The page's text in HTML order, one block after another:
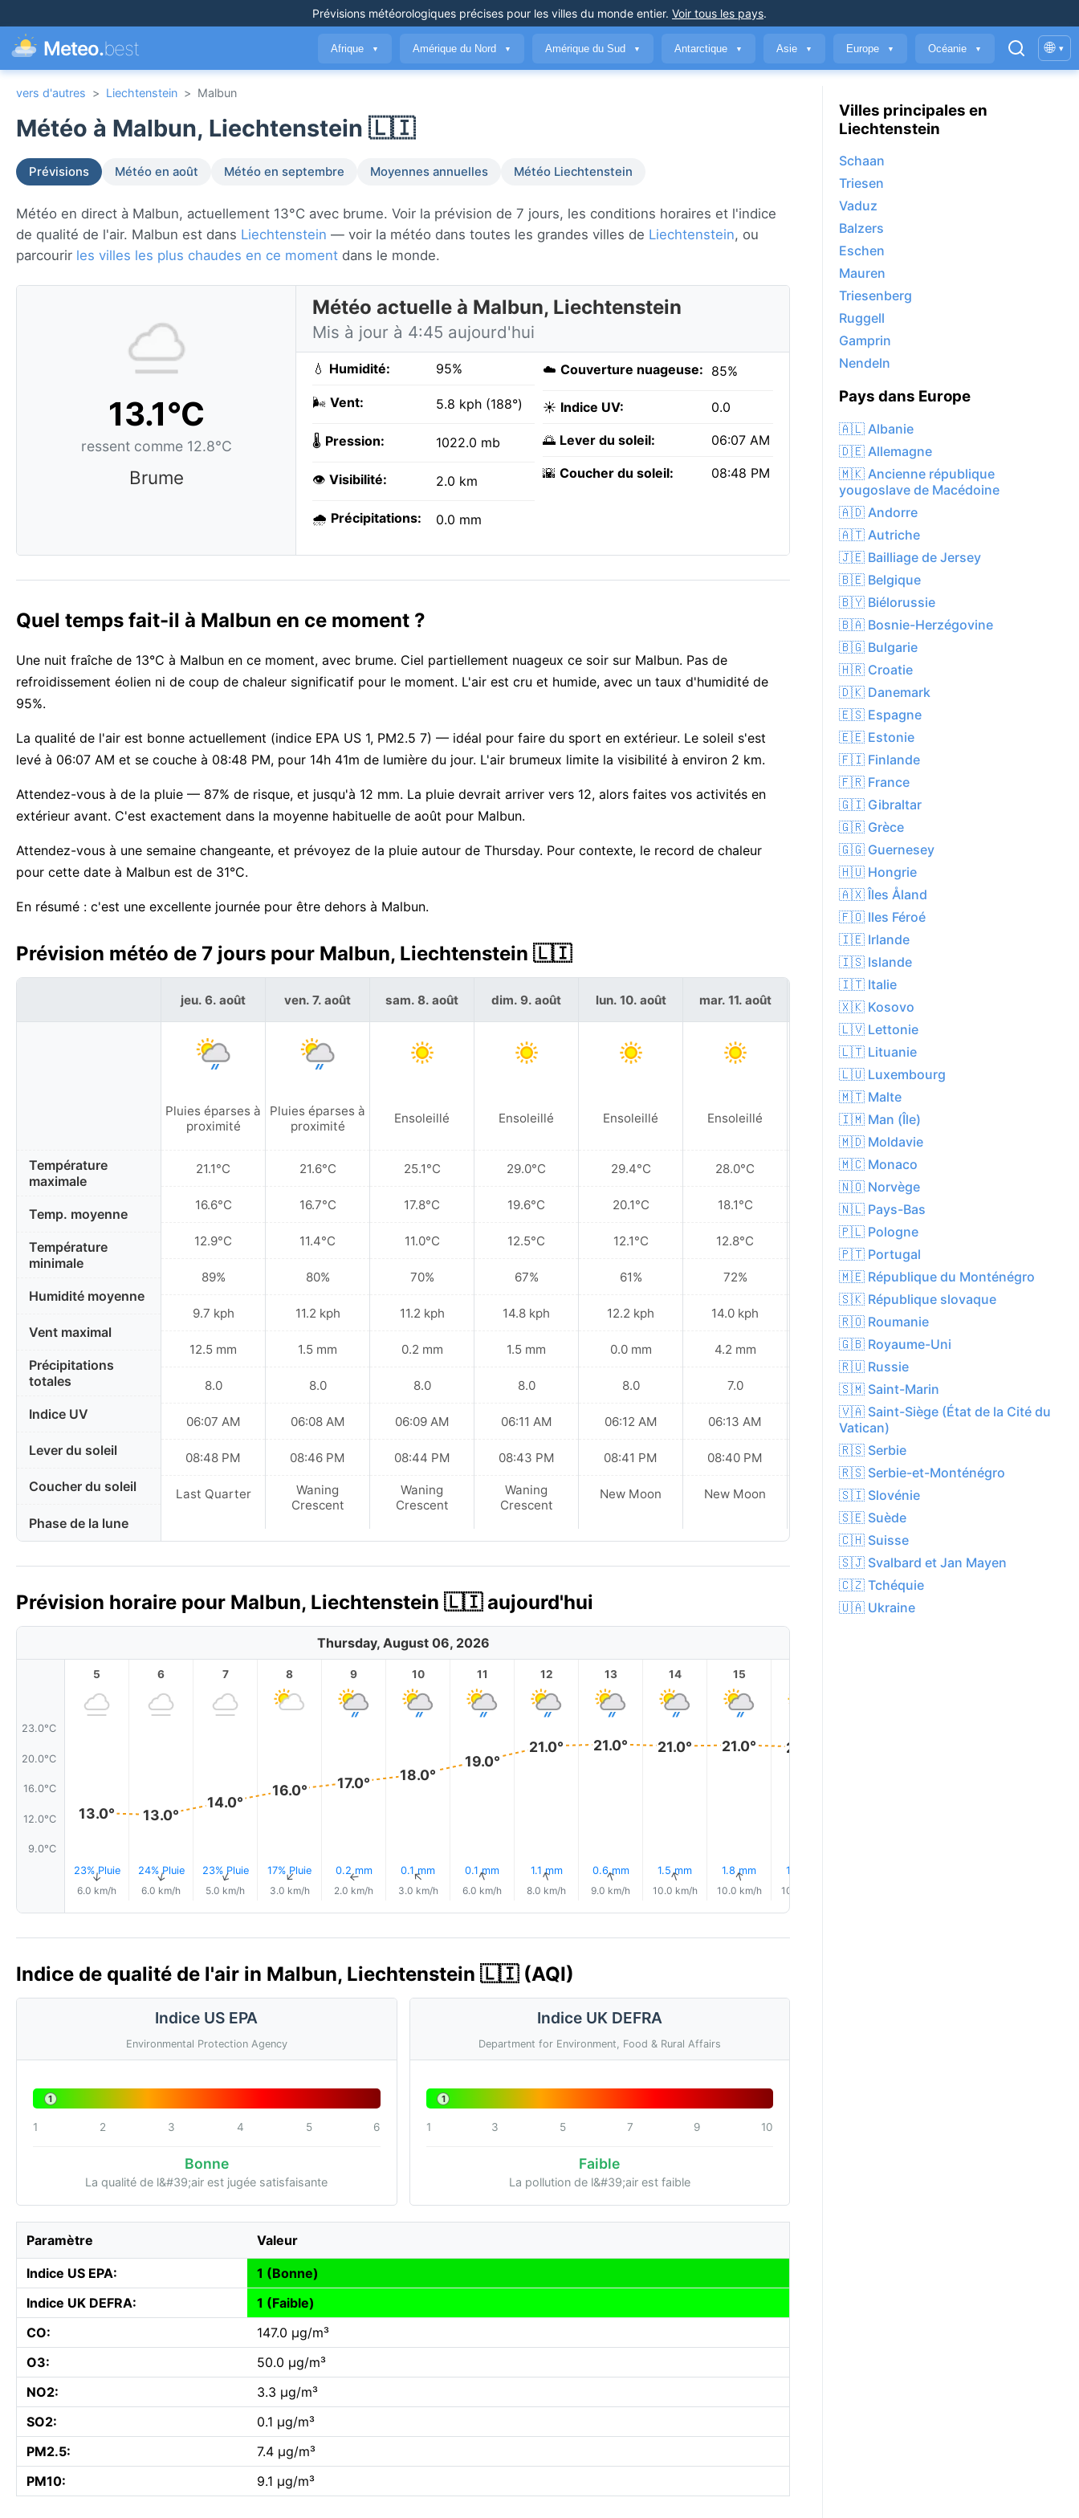
Prévisions météorologiques précises pour les villes du monde entier. Voir tous les pays.
Meteo.best Afrique ▼ Amérique du Nord ▼ Amérique du Sud ▼ Antarctique ▼ Asie ▼ Europe ▼ Océanie ▼ 🌐 ▾
vers d'autres > Liechtenstein > Malbun
Météo à Malbun, Liechtenstein 🇱🇮
Prévisions Météo en août Météo en septembre Moyennes annuelles Météo Liechtenstein
Météo en direct à Malbun, actuellement 13°C avec brume. Voir la prévision de 7 jours, les conditions horaires et l'indice
de qualité de l'air. Malbun est dans Liechtenstein — voir la météo dans toutes les grandes villes de Liechtenstein, ou
parcourir les villes les plus chaudes en ce moment dans le monde.
13.1°C
ressent comme 12.8°C
Brume
Météo actuelle à Malbun, Liechtenstein
Mis à jour à 4:45 aujourd'hui
💧 Humidité: 95%
🌬️ Vent: 5.8 kph (188°)
🌡️ Pression: 1022.0 mb
👁️ Visibilité: 2.0 km
🌧️ Précipitations: 0.0 mm
☁️ Couverture nuageuse: 85%
☀️ Indice UV: 0.0
🌅 Lever du soleil: 06:07 AM
🌇 Coucher du soleil: 08:48 PM
Quel temps fait-il à Malbun en ce moment ?
Une nuit fraîche de 13°C à Malbun en ce moment, avec brume. Ciel partiellement nuageux ce soir sur Malbun. Pas de
refroidissement éolien ni de coup de chaleur significatif pour le moment. L'air est cru et humide, avec un taux d'humidité de
95%.
La qualité de l'air est bonne actuellement (indice EPA US 1, PM2.5 7) — idéal pour faire du sport en extérieur. Le soleil s'est
levé à 06:07 AM et se couche à 08:48 PM, pour 14h 41m de lumière du jour. L'air brumeux limite la visibilité à environ 2 km.
Attendez-vous à de la pluie — 87% de risque, et jusqu'à 12 mm. La pluie devrait arriver vers 12, alors faites vos activités en
extérieur avant. C'est exactement dans la moyenne habituelle de août pour Malbun.
Attendez-vous à une semaine changeante, et prévoyez de la pluie autour de Thursday. Pour contexte, le record de chaleur
pour cette date à Malbun est de 31°C.
En résumé : c'est une excellente journée pour être dehors à Malbun.
Prévision météo de 7 jours pour Malbun, Liechtenstein 🇱🇮
Température
maximale
Temp. moyenne
Température
minimale
Humidité moyenne
Vent maximal
Précipitations
totales
Indice UV
Lever du soleil
Coucher du soleil
Phase de la lune
jeu. 6. août
Pluies éparses à
proximité
21.1°C
16.6°C
12.9°C
89%
9.7 kph
12.5 mm
8.0
06:07 AM
08:48 PM
Last Quarter
ven. 7. août
Pluies éparses à
proximité
21.6°C
16.7°C
11.4°C
80%
11.2 kph
1.5 mm
8.0
06:08 AM
08:46 PM
Waning
Crescent
sam. 8. août
Ensoleillé
25.1°C
17.8°C
11.0°C
70%
11.2 kph
0.2 mm
8.0
06:09 AM
08:44 PM
Waning
Crescent
dim. 9. août
Ensoleillé
29.0°C
19.6°C
12.5°C
67%
14.8 kph
1.5 mm
8.0
06:11 AM
08:43 PM
Waning
Crescent
lun. 10. août
Ensoleillé
29.4°C
20.1°C
12.1°C
61%
12.2 kph
0.0 mm
8.0
06:12 AM
08:41 PM
New Moon
mar. 11. août
Ensoleillé
28.0°C
18.1°C
12.8°C
72%
14.0 kph
4.2 mm
7.0
06:13 AM
08:40 PM
New Moon
mer. 12. août
Partiellement
nuageux
26.3°C
18.4°C
11.9°C
68%
10.4 kph
0.5 mm
7.0
06:15 AM
08:38 PM
New Moon
Prévision horaire pour Malbun, Liechtenstein 🇱🇮 aujourd'hui
Thursday, August 06, 2026
23.0°C
20.0°C
16.0°C
12.0°C
9.0°C
5
13.0°
23% Pluie
↑
6.0 km/h
6
13.0°
24% Pluie
↑
6.0 km/h
7
14.0°
23% Pluie
↑
5.0 km/h
8
16.0°
17% Pluie
↑
3.0 km/h
9
17.0°
0.2 mm
↑
2.0 km/h
10
18.0°
0.1 mm
↑
3.0 km/h
11
19.0°
0.1 mm
↑
6.0 km/h
12
21.0°
1.1 mm
↑
8.0 km/h
13
21.0°
0.6 mm
↑
9.0 km/h
14
21.0°
1.5 mm
↑
10.0 km/h
15
21.0°
1.8 mm
↑
10.0 km/h
21.0°
1.2 mm
10.0 km/h
Indice de qualité de l'air in Malbun, Liechtenstein 🇱🇮 (AQI)
Indice US EPA
Environmental Protection Agency
1
1 2 3 4 5 6
Bonne
La qualité de l&#39;air est jugée satisfaisante
Indice UK DEFRA
Department for Environment, Food & Rural Affairs
1
1 3 5 7 9 10
Faible
La pollution de l&#39;air est faible
Paramètre Valeur
Indice US EPA:
1 (Bonne)
Indice UK DEFRA:
1 (Faible)
CO:
147.0 µg/m³
O3:
50.0 µg/m³
NO2:
3.3 µg/m³
SO2:
0.1 µg/m³
PM2.5:
7.4 µg/m³
PM10:
9.1 µg/m³
Villes principales en
Liechtenstein
Schaan
Triesen
Vaduz
Balzers
Eschen
Mauren
Triesenberg
Ruggell
Gamprin
Nendeln
Pays dans Europe
🇦🇱 Albanie
🇩🇪 Allemagne
🇲🇰 Ancienne république
yougoslave de Macédoine
🇦🇩 Andorre
🇦🇹 Autriche
🇯🇪 Bailliage de Jersey
🇧🇪 Belgique
🇧🇾 Biélorussie
🇧🇦 Bosnie-Herzégovine
🇧🇬 Bulgarie
🇭🇷 Croatie
🇩🇰 Danemark
🇪🇸 Espagne
🇪🇪 Estonie
🇫🇮 Finlande
🇫🇷 France
🇬🇮 Gibraltar
🇬🇷 Grèce
🇬🇬 Guernesey
🇭🇺 Hongrie
🇦🇽 Îles Åland
🇫🇴 Iles Féroé
🇮🇪 Irlande
🇮🇸 Islande
🇮🇹 Italie
🇽🇰 Kosovo
🇱🇻 Lettonie
🇱🇹 Lituanie
🇱🇺 Luxembourg
🇲🇹 Malte
🇮🇲 Man (Île)
🇲🇩 Moldavie
🇲🇨 Monaco
🇳🇴 Norvège
🇳🇱 Pays-Bas
🇵🇱 Pologne
🇵🇹 Portugal
🇲🇪 République du Monténégro
🇸🇰 République slovaque
🇷🇴 Roumanie
🇬🇧 Royaume-Uni
🇷🇺 Russie
🇸🇲 Saint-Marin
🇻🇦 Saint-Siège (État de la Cité du
Vatican)
🇷🇸 Serbie
🇷🇸 Serbie-et-Monténégro
🇸🇮 Slovénie
🇸🇪 Suède
🇨🇭 Suisse
🇸🇯 Svalbard et Jan Mayen
🇨🇿 Tchéquie
🇺🇦 Ukraine